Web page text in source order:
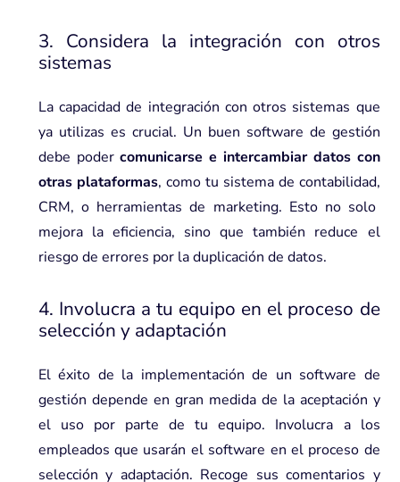
3. Considera la integración con otros
sistemas
La capacidad de integración con otros sistemas que
ya utilizas es crucial. Un buen software de gestión
debe podercomunicarse e intercambiar datos con
otras plataformas, como tu sistema de contabilidad,
CRM, o herramientas de marketing. Esto no solo
mejora la eficiencia, sino que también reduce el
riesgo de errores por la duplicación de datos.
4. Involucra a tu equipo en el proceso de
selección y adaptación
El éxito de la implementación de un software de
gestión depende en gran medida de la aceptación y
el uso por parte de tu equipo. Involucra a los
empleados que usarán el software en el proceso de
selección y adaptación. Recoge sus comentarios y